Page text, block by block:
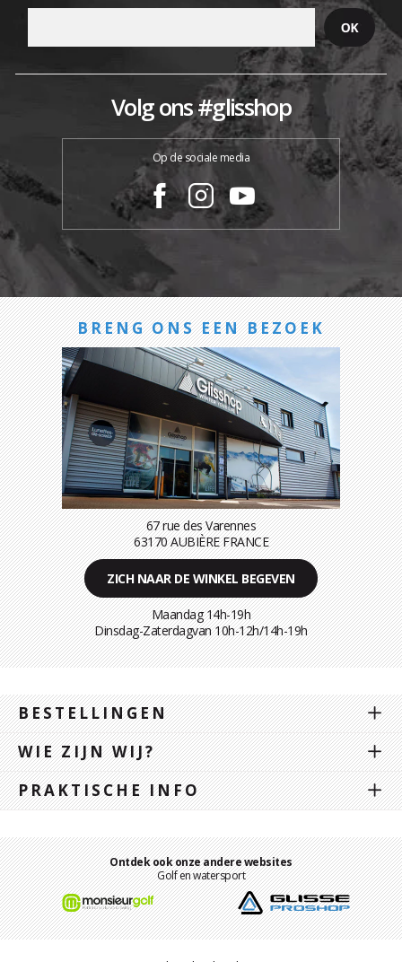
Volg ons #glisshop
Op de sociale media
BRENG ONS EEN BEZOEK
67 rue des Varennes
63170 AUBIÈRE FRANCE
ZICH NAAR DE WINKEL BEGEVEN
Maandag 14h-19h
Dinsdag-Zaterdagvan 10h-12h/14h-19h
BESTELLINGEN
WIE ZIJN WIJ?
PRAKTISCHE INFO
Ontdek ook onze andere websites
Golf en watersport